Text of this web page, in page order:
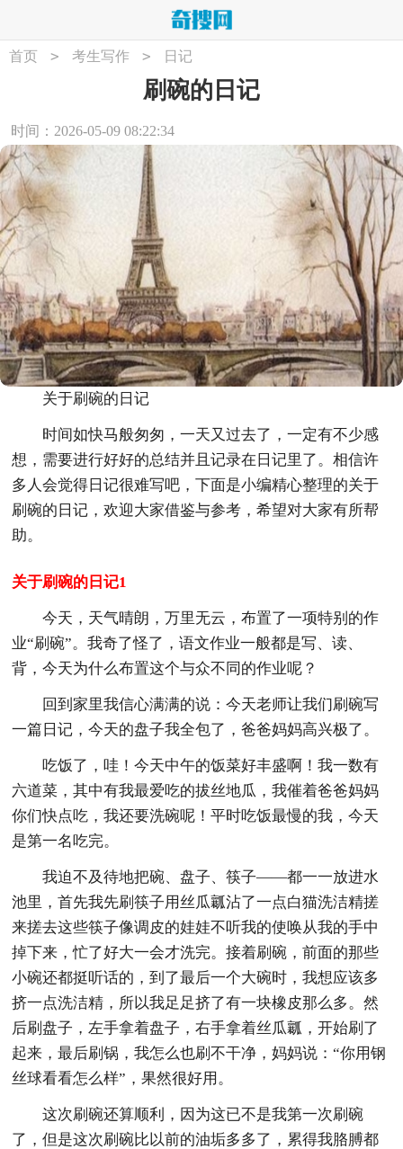
首页 > 考生写作 > 日记
刷碗的日记
时间：2026-05-09 08:22:34
关于刷碗的日记
时间如快马般匆匆，一天又过去了，一定有不少感
想，需要进行好好的总结并且记录在日记里了。相信许
多人会觉得日记很难写吧，下面是小编精心整理的关于
刷碗的日记，欢迎大家借鉴与参考，希望对大家有所帮
助。
关于刷碗的日记1
今天，天气晴朗，万里无云，布置了一项特别的作
业“刷碗”。我奇了怪了，语文作业一般都是写、读、
背，今天为什么布置这个与众不同的作业呢？
回到家里我信心满满的说：今天老师让我们刷碗写
一篇 日记，今天的盘子我全包了，爸爸妈妈高兴极了。
吃饭了，哇！今天中午的饭菜好丰盛啊！我一数有
六道菜，其中有我最爱吃的拔丝地瓜，我催着爸爸妈妈
你们快点吃，我还要洗碗呢！平时吃饭最慢的我，今天
是第一名吃完。
我迫不及待地把碗、盘子、筷子——都一一放进水
池里，首先我先刷筷子用丝瓜瓤沾了一点白猫洗洁精搓
来搓去这些筷子像调皮的娃娃不听我的使唤从我的手中
掉下来，忙了好大一会才洗完。接着刷碗，前面的那些
小碗还都挺听话的，到了最后一个大碗时，我想应该多
挤一点洗洁精，所以我足足挤了有一块橡皮那么多。然
后刷盘子，左手拿着盘子，右手拿着丝瓜瓤，开始刷了
起来，最后刷锅，我怎么也刷不干净，妈妈说：“你用钢
丝球看看怎么样”，果然很好用。
这次刷碗还算顺利，因为这已不是我第一次刷碗
了，但是这次刷碗比以前的油垢多多了，累得我胳膊都